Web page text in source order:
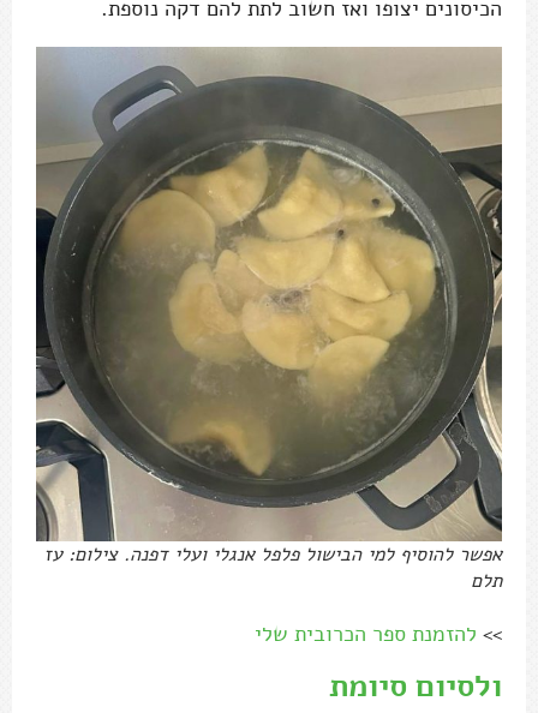
הכיסונים יצופו ואז חשוב לתת להם דקה נוספת.
אפשר להוסיף למי הבישול פלפל אנגלי ועלי דפנה. צילום: עז
תלם
>> להזמנת ספר הכרובית שלי
ולסיום סיומת